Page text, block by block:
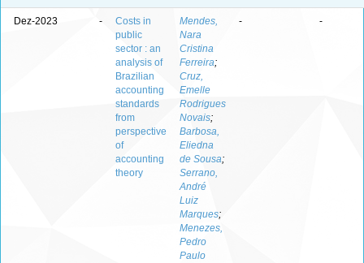
Dez-2023 -
Costs in
public
sector : an
analysis of
Brazilian
accounting
standards
from
perspective
of
accounting
theory
Mendes,
Nara
Cristina
Ferreira;
Cruz,
Emelle
Rodrigues
Novais;
Barbosa,
Eliedna
de Sousa;
Serrano,
André
Luiz
Marques;
Menezes,
Pedro
Paulo
- -